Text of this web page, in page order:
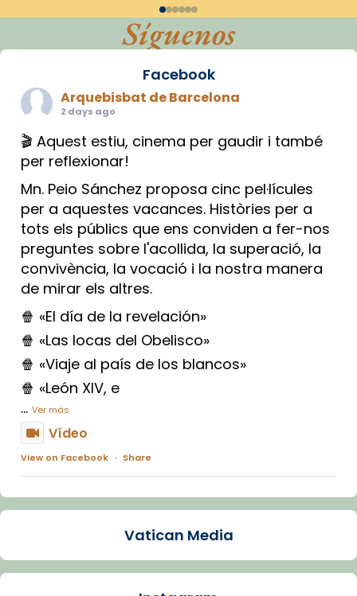
Síguenos
Facebook
Arquebisbat de Barcelona
2 days ago
🎬 Aquest estiu, cinema per gaudir i també
per reflexionar!
Mn. Peio Sánchez proposa cinc pel·lícules
per a aquestes vacances. Històries per a
tots els públics que ens conviden a fer-nos
preguntes sobre l'acollida, la superació, la
convivència, la vocació i la nostra manera
de mirar els altres.
🍿 «El día de la revelación»
🍿 «Las locas del Obelisco»
🍿 «Viaje al país de los blancos»
🍿 «León XIV, e
... Ver más
Vídeo
View on Facebook · Share
Arquebisbat de Barcelona
La Carmina va patir depressió. Fa gairebé
dos mesos, a l'Estadi Lluís Companys, la
Vatican Media